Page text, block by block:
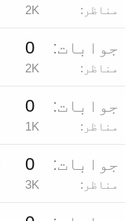
مناظر 2K
جوابات 0
مناظر 2K
جوابات 0
مناظر 1K
جوابات 0
مناظر 3K